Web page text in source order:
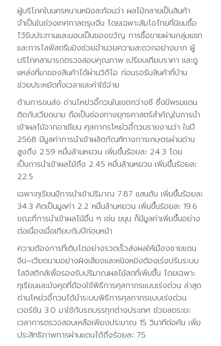
ผู้บริโภคในนครหนานหนิงสะท้อนว่า ผลไม้กลายเป็นสินค้า
จำเป็นในช่วงเทศกาลตรุษจีน โดยเฉพาะส้มโอไทยที่นิยมซื้อ
ไว้รับประทานและมอบเป็นของขวัญ การซื้อขายผ่านกลุ่มแชท
และการไลฟ์สตรีมมิงช่วยอำนวยความสะดวกอย่างมาก ผู้
บริโภคสามารถตรวจสอบคุณภาพ เปรียบเทียบราคา และดู
แหล่งที่มาของสินค้าได้ผ่านวิดีโอ ก่อนรอรับสินค้าที่บ้าน
ช่วยประหยัดทั้งเวลาและค่าใช้จ่าย
ด้านการขนส่ง ด่านโหย่วอี้กวนในเขตกว่างซี ซึ่งมีพรมแดน
ติดกับเวียดนาม ถือเป็นช่องทางยุทธศาสตร์สำคัญในการนำ
เข้าผลไม้จากอาเซียน ศุลกากรโหย่วอี้กวนรายงานว่า ในปี
2568 มีมูลค่าการนำเข้าผลิตภัณฑ์ทางการเกษตรผ่านด่าน
สูงถึง 2.59 หมื่นล้านหยวน เพิ่มขึ้นร้อยละ 24.3 โดย
เป็นการนำเข้าผลไม้ถึง 2.45 หมื่นล้านหยวน เพิ่มขึ้นร้อยละ
22.5
เฉพาะทุเรียนมีการนำเข้าปริมาณ 7.87 แสนตัน เพิ่มขึ้นร้อยละ
34.3 คิดเป็นมูลค่า 2.2 หมื่นล้านหยวน เพิ่มขึ้นร้อยละ 19.6
ขณะที่การนำเข้าผลไม้อื่น ๆ เช่น ขนุน ก็มีมูลค่าเพิ่มขึ้นอย่าง
ต่อเนื่องเมื่อเทียบกับปีก่อนหน้า
ความต้องการที่เติบโตอย่างรวดเร็วส่งผลให้เมืองชายแดน
จีน–เวียดนามอย่างผิงเสียงและหนิงหมิงต้องเร่งปรับระบบ
โลจิสติกส์เพื่อรองรับปริมาณผลไม้สดที่เพิ่มขึ้น โดยเฉพาะ
ทุเรียนและมังคุดที่ต้องใช้พิธีการศุลกากรแบบเร่งด่วน ล่าสุด
ด่านโหย่วอี้กวนได้นำระบบพิธีการศุลกากรแบบเร่งด่วน
เวอร์ชัน 3.0 มาใช้กับรถบรรทุกต่างประเทศ ช่วยลดระยะ
เวลาการตรวจสอบเหลือเพียงประมาณ 15 วินาทีต่อคัน เพิ่ม
ประสิทธิภาพการผ่านแดนได้ถึงร้อยละ 75